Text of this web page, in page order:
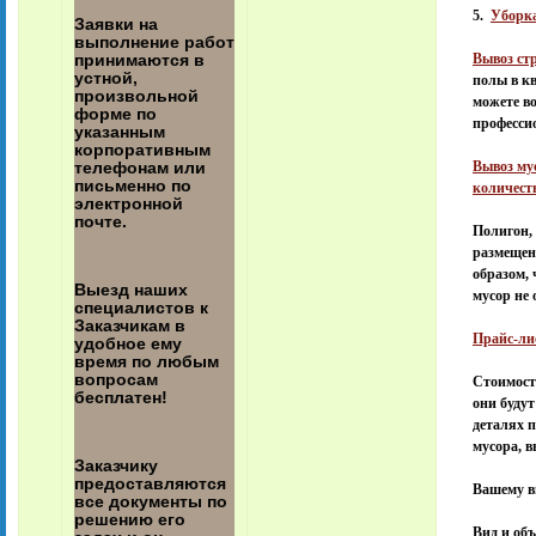
5.
Вывоз
полы в
можете
Вывоз
Полигон,
образом,
мусор не
Прайс-
они
деталях
мусора,
Вашему
Вид и
Заявки на
выполнение работ
принимаются в
устной,
произвольной
форме по
указанным
корпоративным
телефонам или
письменно по
электронной
почте.
Выезд наших
специалистов к
Заказчикам в
удобное ему
время по любым
вопросам
бесплатен!
Заказчику
предоставляются
все документы по
решению его